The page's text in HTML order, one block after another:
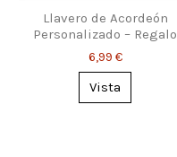
Llavero de Acordeón
Personalizado – Regalo
para Músicos y Fans
6,99 €
Vista